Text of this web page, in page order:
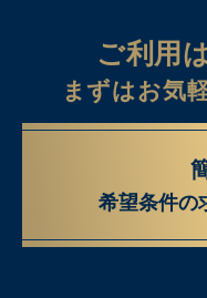
ご利用
まずはお気
希望条件の